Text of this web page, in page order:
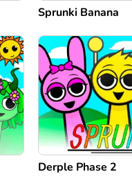
Sprunki Banana
Derple Phase 2